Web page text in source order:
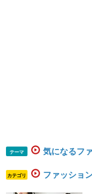
テーマ 気になるフ
カテゴリ ファッショ